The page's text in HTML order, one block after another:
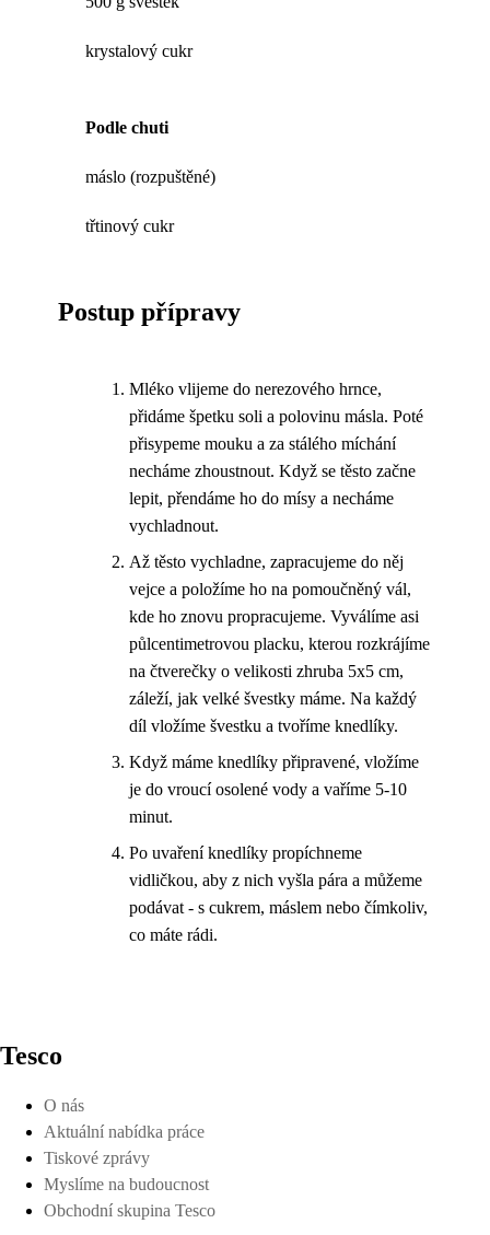
krystalový cukr
Podle chuti
máslo (rozpuštěné)
třtinový cukr
Postup přípravy
Mléko vlijeme do nerezového hrnce,
přidáme špetku soli a polovinu másla. Poté
přisypeme mouku a za stálého míchání
necháme zhoustnout. Když se těsto začne
lepit, přendáme ho do mísy a necháme
vychladnout.
Až těsto vychladne, zapracujeme do něj
vejce a položíme ho na pomoučněný vál,
kde ho znovu propracujeme. Vyválíme asi
půlcentimetrovou placku, kterou rozkrájíme
na čtverečky o velikosti zhruba 5x5 cm,
záleží, jak velké švestky máme. Na každý
díl vložíme švestku a tvoříme knedlíky.
Když máme knedlíky připravené, vložíme
je do vroucí osolené vody a vaříme 5-10
minut.
Po uvaření knedlíky propíchneme
vidličkou, aby z nich vyšla pára a můžeme
podávat - s cukrem, máslem nebo čímkoliv,
co máte rádi.
Tesco
O nás
Aktuální nabídka práce
Tiskové zprávy
Myslíme na budoucnost
Obchodní skupina Tesco